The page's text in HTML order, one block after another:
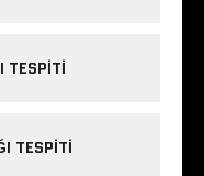
TESPITI
TESPITI